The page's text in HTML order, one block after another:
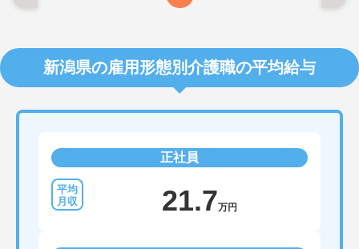
新潟県の雇用形態別介護職の平均給与
正社員
21.7万円